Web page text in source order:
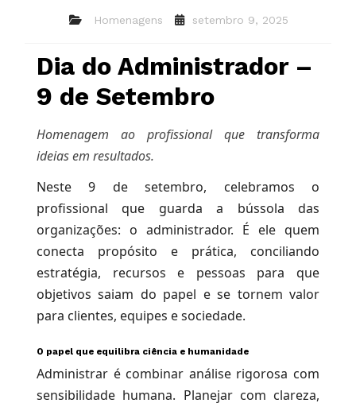
Homenagens setembro 9, 2025
Dia do Administrador –
9 de Setembro
Homenagem ao profissional que transforma
ideias em resultados.
Neste 9 de setembro, celebramos o
profissional que guarda a bússola das
organizações: o administrador. É ele quem
conecta propósito e prática, conciliando
estratégia, recursos e pessoas para que
objetivos saiam do papel e se tornem valor
para clientes, equipes e sociedade.
O papel que equilibra ciência e humanidade
Administrar é combinar análise rigorosa com
sensibilidade humana. Planejar com clareza,